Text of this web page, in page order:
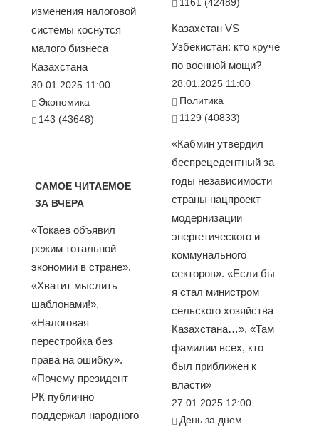
изменения налоговой
системы коснутся
малого бизнеса
Казахстана
30.01.2025 11:00
Экономика
143 (43648)
САМОЕ ЧИТАЕМОЕ
ЗА ВЧЕРА
«Токаев объявил
режим тотальной
экономии в стране».
«Хватит мыслить
шаблонами!».
«Налоговая
перестройка без
права на ошибку».
«Почему президент
РК публично
поддержал народного
1161 (42489)
Казахстан VS
Узбекистан: кто круче
по военной мощи?
28.01.2025 11:00
Политика
1129 (40833)
«Кабмин утвердил
беспрецедентный за
годы независимости
страны нацпроект
модернизации
энергетического и
коммунального
секторов». «Если бы
я стал министром
сельского хозяйства
Казахстана…». «Там
фамилии всех, кто
был приближен к
власти»
27.01.2025 12:00
День за днем